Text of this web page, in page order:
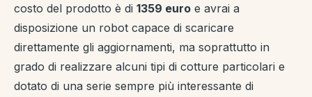
costo del prodotto è di 1359 euro e avrai a
disposizione un robot capace di scaricare
direttamente gli aggiornamenti, ma soprattutto in
grado di realizzare alcuni tipi di cotture particolari e
dotato di una serie sempre più interessante di